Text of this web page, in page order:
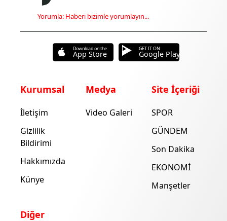
Yorumla: Haberi bizimle yorumlayın...
Download on the
App Store
GET IT ON
Google Play
Kurumsal
İletişim
Gizlilik
Bildirimi
Hakkımızda
Künye
Medya
Video Galeri
Site İçeriği
SPOR
GÜNDEM
Son Dakika
EKONOMİ
Manşetler
Diğer